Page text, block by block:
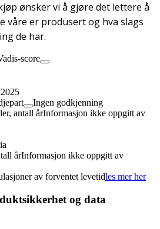
ønsker vi å gjøre det lettere å
våre er produsert og hva slags
de har.
score
2025
Ingen godkjenning
antall årInformasjon ikke oppgitt av
årInformasjon ikke oppgitt av
av forventet levetidles mer her
og data